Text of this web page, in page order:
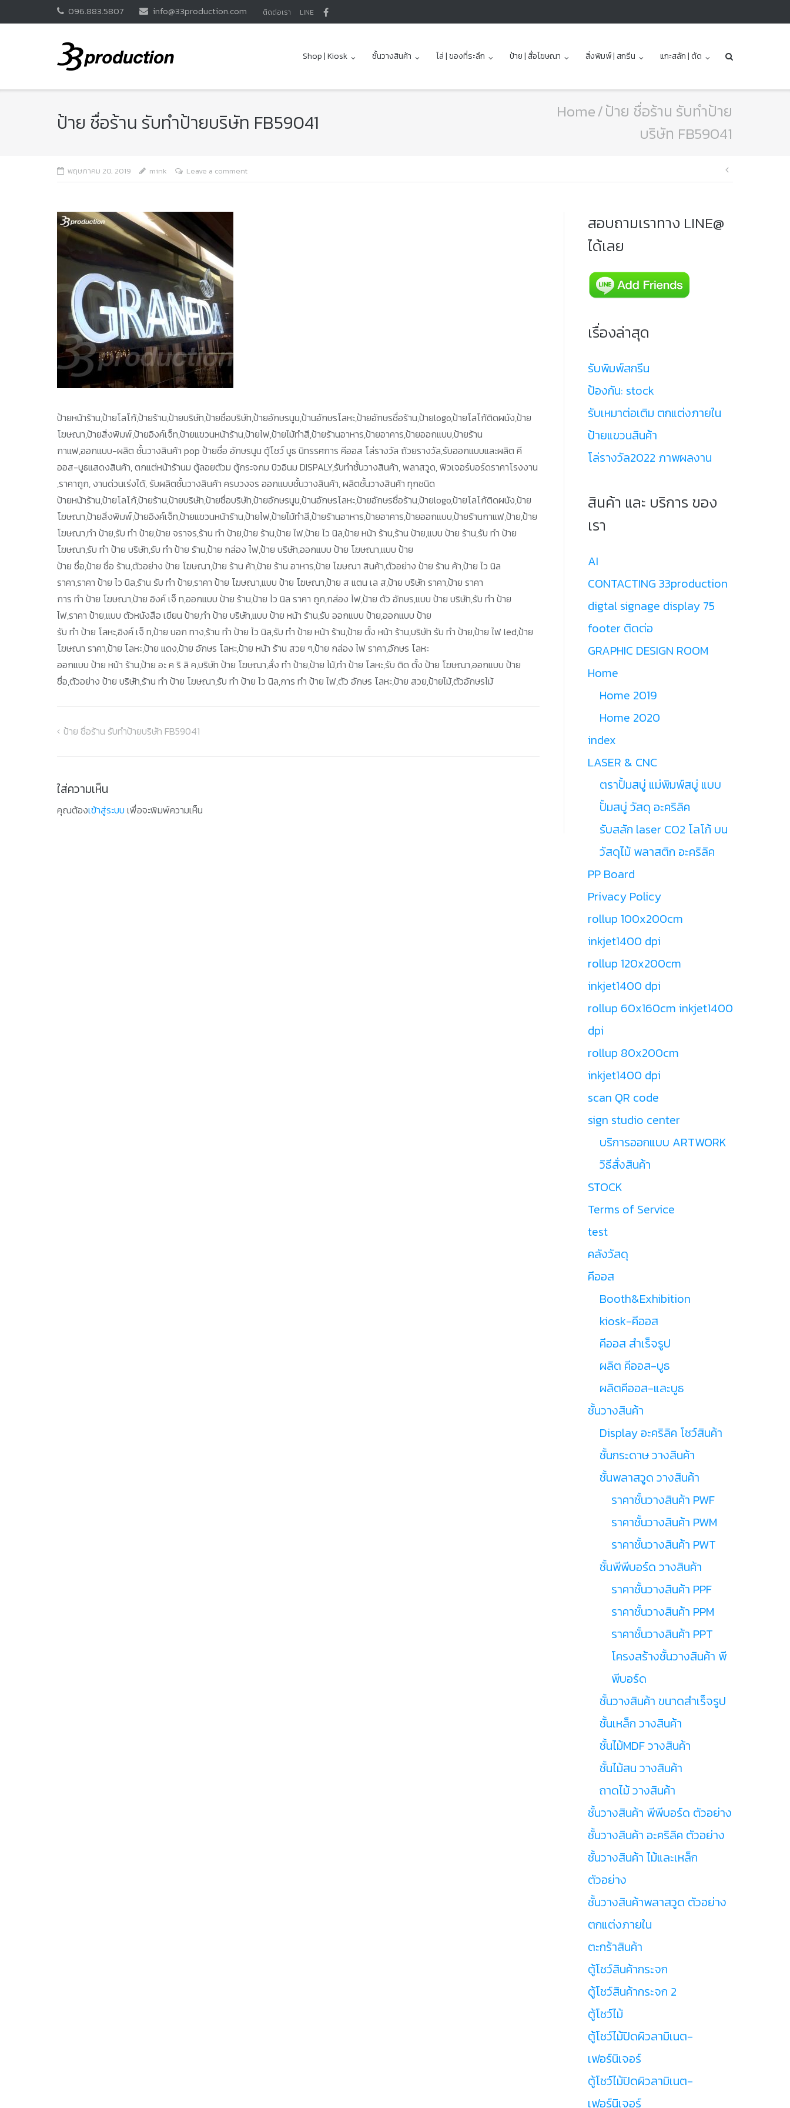
096.883.5807 info@33production.com ติดต่อเรา LINE
Shop | Kiosk ชั้นวางสินค้า โล่ | ของที่ระลึก ป้าย | สื่อโฆษณา สิ่งพิมพ์ | สกรีน แกะสลัก | ตัด
ป้าย ชื่อร้าน รับทำป้ายบริษัท FB59041 Home/ป้าย ชื่อร้าน รับทำป้าย
บริษัท FB59041
พฤษภาคม 20, 2019 mink Leave a comment
แนะแนว
ป้ายหน้าร้าน,ป้ายโลโก้,ป้ายร้าน,ป้ายบริษัท,ป้ายชื่อบริษัท,ป้ายอักษรนูน,ป้านอักษรโลหะ,ป้ายอักษรชื่อร้าน,ป้ายlogo,ป้ายโลโก้ติดผนัง,ป้าย
โฆษณา,ป้ายสิ่งพิมพ์,ป้ายอิงค์เจ็ท,ป้ายแขวนหน้าร้าน,ป้ายไฟ,ป้ายไม้ทำสี,ป้ายร้านอาหาร,ป้ายอาคาร,ป้ายออกแบบ,ป้ายร้าน
กาแฟ,ออกแบบ-ผลิต ชั้นวางสินค้า pop ป้ายชื่อ อักษรนูน ตู้โชว์ บูธ นิทรรศการ คีออส โล่รางวัล ถ้วยรางวัล,รับออกแบบและผลิต คี
ออส-บูธแสดงสินค้า, ตกแต่หน้าร้านม ตู้ลอยตัวม ตู้กระจกม บิวอินม DISPALY,รับทำชั้นวางสินค้า, พลาสวูด, ฟิวเจอร์บอร์ดราคาโรงงาน
,ราคาถูก, งานด่วนเร่งได้, รับผลิตชั้นวางสินค้า ครบวงจร ออกแบบชั้นวางสินค้า, ผลิตชั้นวางสินค้า ทุกชนิด
ป้ายหน้าร้าน,ป้ายโลโก้,ป้ายร้าน,ป้ายบริษัท,ป้ายชื่อบริษัท,ป้ายอักษรนูน,ป้านอักษรโลหะ,ป้ายอักษรชื่อร้าน,ป้ายlogo,ป้ายโลโก้ติดผนัง,ป้าย
โฆษณา,ป้ายสิ่งพิมพ์,ป้ายอิงค์เจ็ท,ป้ายแขวนหน้าร้าน,ป้ายไฟ,ป้ายไม้ทำสี,ป้ายร้านอาหาร,ป้ายอาคาร,ป้ายออกแบบ,ป้ายร้านกาแฟ,ป้าย,ป้าย
โฆษณา,ทำ ป้าย,รับ ทำ ป้าย,ป้าย จราจร,ร้าน ทำ ป้าย,ป้าย ร้าน,ป้าย ไฟ,ป้าย ไว นิล,ป้าย หน้า ร้าน,ร้าน ป้าย,แบบ ป้าย ร้าน,รับ ทำ ป้าย
โฆษณา,รับ ทำ ป้าย บริษัท,รับ ทำ ป้าย ร้าน,ป้าย กล่อง ไฟ,ป้าย บริษัท,ออกแบบ ป้าย โฆษณา,แบบ ป้าย
ป้าย ชื่อ,ป้าย ชื่อ ร้าน,ตัวอย่าง ป้าย โฆษณา,ป้าย ร้าน ค้า,ป้าย ร้าน อาหาร,ป้าย โฆษณา สินค้า,ตัวอย่าง ป้าย ร้าน ค้า,ป้าย ไว นิล
ราคา,ราคา ป้าย ไว นิล,ร้าน รับ ทำ ป้าย,ราคา ป้าย โฆษณา,แบบ ป้าย โฆษณา,ป้าย ส แตน เล ส,ป้าย บริษัท ราคา,ป้าย ราคา
การ ทํา ป้าย โฆษณา,ป้าย อิงค์ เจ็ ท,ออกแบบ ป้าย ร้าน,ป้าย ไว นิล ราคา ถูก,กล่อง ไฟ,ป้าย ตัว อักษร,แบบ ป้าย บริษัท,รับ ทำ ป้าย
ไฟ,ราคา ป้าย,แบบ ตัวหนังสือ เขียน ป้าย,ทํา ป้าย บริษัท,แบบ ป้าย หน้า ร้าน,รับ ออกแบบ ป้าย,ออกแบบ ป้าย
รับ ทำ ป้าย โลหะ,อิงค์ เจ็ ท,ป้าย บอก ทาง,ร้าน ทํา ป้าย ไว นิล,รับ ทำ ป้าย หน้า ร้าน,ป้าย ตั้ง หน้า ร้าน,บริษัท รับ ทำ ป้าย,ป้าย ไฟ led,ป้าย
โฆษณา ราคา,ป้าย โลหะ,ป้าย แดง,ป้าย อักษร โลหะ,ป้าย หน้า ร้าน สวย ๆ,ป้าย กล่อง ไฟ ราคา,อักษร โลหะ
ออกแบบ ป้าย หน้า ร้าน,ป้าย อะ ค ริ ลิ ค,บริษัท ป้าย โฆษณา,สั่ง ทำ ป้าย,ป้าย ไม้,ทำ ป้าย โลหะ,รับ ติด ตั้ง ป้าย โฆษณา,ออกแบบ ป้าย
ชื่อ,ตัวอย่าง ป้าย บริษัท,ร้าน ทำ ป้าย โฆษณา,รับ ทำ ป้าย ไว นิล,การ ทํา ป้าย ไฟ,ตัว อักษร โลหะ,ป้าย สวย,ป้ายไม้,ตัวอักษรไม้
แนะแนว
ป้าย ชื่อร้าน รับทำป้ายบริษัท FB59041
ใส่ความเห็น
คุณต้องเข้าสู่ระบบ เพื่อจะพิมพ์ความเห็น
สอบถามเราทาง LINE@
ได้เลย
เรื่องล่าสุด
รับพิมพ์สกรีน
ป้องกัน: stock
รับเหมาต่อเติม ตกแต่งภายใน
ป้ายแขวนสินค้า
โล่รางวัล2022 ภาพผลงาน
สินค้า และ บริการ ของ
เรา
AI
CONTACTING 33production
digtal signage display 75
footer ติดต่อ
GRAPHIC DESIGN ROOM
Home
Home 2019
Home 2020
index
LASER & CNC
ตราปั้มสบู่ แม่พิมพ์สบู่ แบบ
ปั้มสบู่ วัสดุ อะคริลิค
รับสลัก laser CO2 โลโก้ บน
วัสดุไม้ พลาสติก อะคริลิค
PP Board
Privacy Policy
rollup 100x200cm
inkjet1400 dpi
rollup 120x200cm
inkjet1400 dpi
rollup 60x160cm inkjet1400
dpi
rollup 80x200cm
inkjet1400 dpi
scan QR code
sign studio center
บริการออกแบบ ARTWORK
วิธีสั่งสินค้า
STOCK
Terms of Service
test
คลังวัสดุ
คีออส
Booth&Exhibition
kiosk-คีออส
คีออส สำเร็จรูป
ผลิต คีออส-บูธ
ผลิตคีออส-และบูธ
ชั้นวางสินค้า
Display อะคริลิค โชว์สินค้า
ชั้นกระดาษ วางสินค้า
ชั้นพลาสวูด วางสินค้า
ราคาชั้นวางสินค้า PWF
ราคาชั้นวางสินค้า PWM
ราคาชั้นวางสินค้า PWT
ชั้นพีพีบอร์ด วางสินค้า
ราคาชั้นวางสินค้า PPF
ราคาชั้นวางสินค้า PPM
ราคาชั้นวางสินค้า PPT
โครงสร้างชั้นวางสินค้า พี
พีบอร์ด
ชั้นวางสินค้า ขนาดสำเร็จรูป
ชั้นเหล็ก วางสินค้า
ชั้นไม้MDF วางสินค้า
ชั้นไม้สน วางสินค้า
ถาดไม้ วางสินค้า
ชั้นวางสินค้า พีพีบอร์ด ตัวอย่าง
ชั้นวางสินค้า อะคริลิค ตัวอย่าง
ชั้นวางสินค้า ไม้และเหล็ก
ตัวอย่าง
ชั้นวางสินค้าพลาสวูด ตัวอย่าง
ตกแต่งภายใน
ตะกร้าสินค้า
ตู้โชว์สินค้ากระจก
ตู้โชว์สินค้ากระจก 2
ตู้โชว์ไม้
ตู้โชว์ไม้ปิดผิวลามิเนต-
เฟอร์นิเจอร์
ตู้โชว์ไม้ปิดผิวลามิเนต-
เฟอร์นิเจอร์